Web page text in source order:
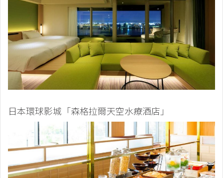
日本環球影城「森格拉爾天空水療酒店」